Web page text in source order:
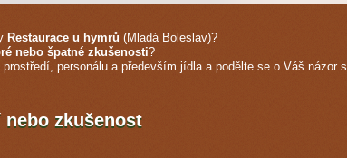
Restaurace u hymrů (Mladá Boleslav)?
nebo špatné zkušenosti?
prostředí, personálu a především jídla a podělte se o Váš názor s
zkušenost